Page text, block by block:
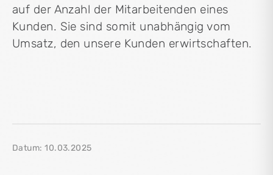
auf der Anzahl der Mitarbeitenden eines
Kunden. Sie sind somit unabhängig vom
Umsatz, den unsere Kunden erwirtschaften.
Datum: 10.03.2025